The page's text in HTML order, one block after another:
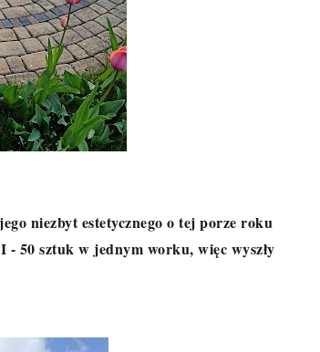
niezbyt estetycznego o tej porze roku
50 sztuk w jednym worku, więc wyszły